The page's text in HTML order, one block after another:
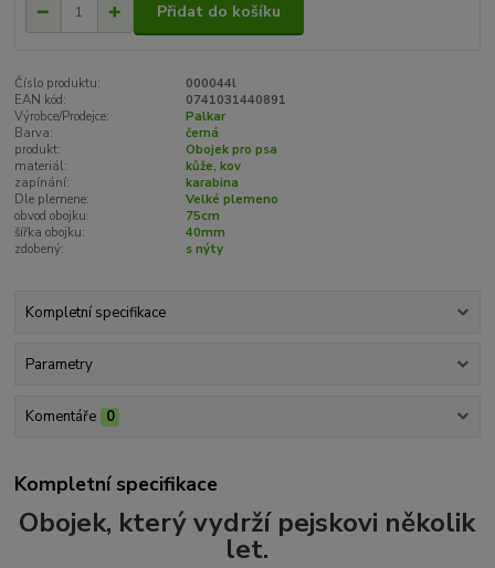
Přidat do košíku
Číslo produktu:
000044l
EAN kód:
0741031440891
Výrobce/Prodejce:
Palkar
Barva:
černá
produkt:
Obojek pro psa
materiál:
kůže, kov
zapínání:
karabina
Dle plemene:
Velké plemeno
obvod obojku:
75cm
šířka obojku:
40mm
zdobený:
s nýty
Kompletní specifikace
Parametry
Komentáře 0
Kompletní specifikace
Obojek, který vydrží pejskovi několik
let.